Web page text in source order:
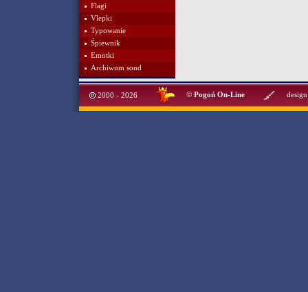
Flagi
Vlepki
Typowanie
Śpiewnik
Emotki
Archiwum sond
2000 - 2026 © Pogoń On-Line